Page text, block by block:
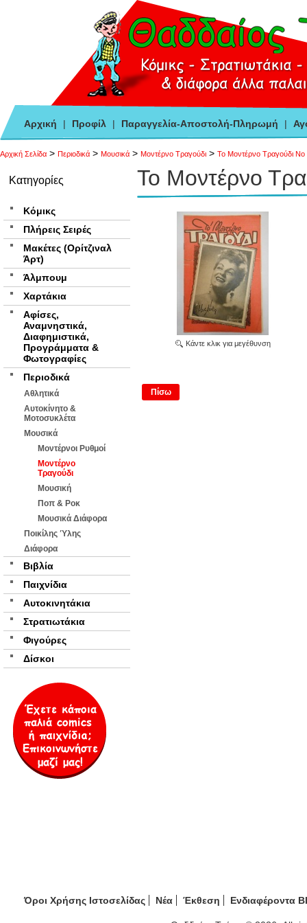
Αρχική | Προφίλ | Παραγγελία-Αποστολή-Πληρωμή |
Αρχική Σελίδα > Περιοδικά > Μουσικά > Μοντέρνο Τραγούδι > Το Μοντέρνο Τραγούδι Νο
Το Μοντέρνο
Κάντε κλικ για μεγέθυνση
Πίσω
Κατηγορίες
Κόμικς
Πλήρεις Σειρές
Μακέτες (Ορίτζιναλ
Άρτ)
Άλμπουμ
Χαρτάκια
Αφίσες,
Αναμνηστικά,
Διαφημιστικά,
Προγράμματα &
Φωτογραφίες
Περιοδικά
Αθλητικά
Αυτοκίνητο &
Μοτοσυκλέτα
Μουσικά
Μοντέρνοι Ρυθμοί
Μοντέρνο
Τραγούδι
Μουσική
Ποπ & Ροκ
Μουσικά Διάφορα
Ποικίλης Ύλης
Διάφορα
Βιβλία
Παιχνίδια
Αυτοκινητάκια
Στρατιωτάκια
Φιγούρες
Δίσκοι
Όροι Χρήσης Ιστοσελίδας Νέα Έκθεση Ενδιαφέροντα